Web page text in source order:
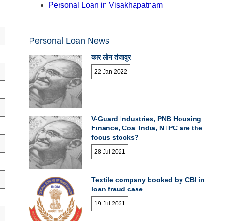
Personal Loan in Visakhapatnam
Personal Loan News
कार लोन तंजावुर
22 Jan 2022
V-Guard Industries, PNB Housing
Finance, Coal India, NTPC are the
focus stocks?
28 Jul 2021
Textile company booked by CBI in
loan fraud case
19 Jul 2021